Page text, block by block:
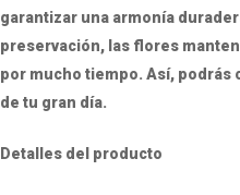
garantizar una armonía
preservación, las flores
por mucho tiempo. Así, podrás
de tu gran día.
Detalles del producto